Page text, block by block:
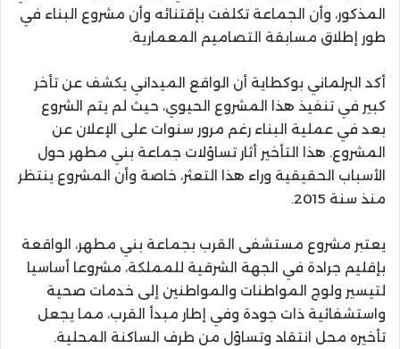
المذكور، وأن الجماعة تكلفت بإقتنائه وأن مشروع البناء في
طور إطلاق مسابقة التصاميم المعمارية.
أكد البرلماني بوكطاية أن الواقع الميداني يكشف عن تأخر
كبير في تنفيذ هذا المشروع الحيوي، حيث لم يتم الشروع
بعد في عملية البناء رغم مرور سنوات على الإعلان عن
المشروع. هذا التأخير أثار تساؤلات جماعة بني مطهر حول
الأسباب الحقيقية وراء هذا التعثر، خاصة وأن المشروع ينتظر
منذ سنة 2015.
يعتبر مشروع مستشفى القرب بجماعة بني مطهر، الواقعة
بإقليم جرادة في الجهة الشرقية للمملكة، مشروعا أساسيا
لتيسير ولوج المواطنات والمواطنين إلى خدمات صحية
واستشفائية ذات جودة وفي إطار مبدأ القرب، مما يجعل
تأخيره محل انتقاد وتساؤل من طرف الساكنة المحلية.